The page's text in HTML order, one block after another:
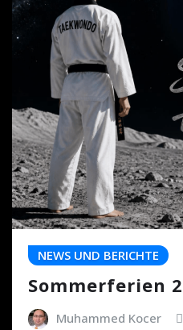
NEWS UND BERICHTE
Sommerferien
Muhammed Kocer